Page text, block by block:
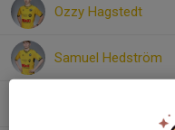
Ozzy Hagstedt
Samuel Hedström